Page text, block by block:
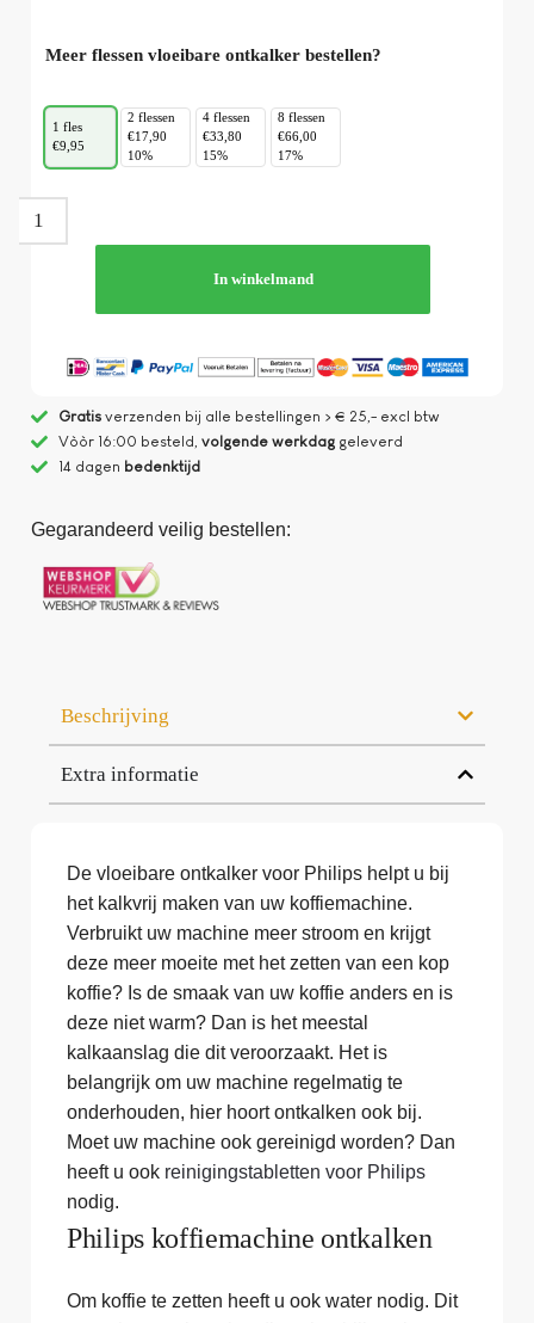
Meer flessen vloeibare ontkalker bestellen?
1 fles
€9,95
2 flessen
€17,90
10%
4 flessen
€33,80
15%
8 flessen
€66,00
17%
In winkelmand
Gratisverzenden bij alle bestellingen > € 25,- excl btw
Vòòr 16:00 besteld, volgende werkdaggeleverd
14 dagen bedenktijd
Gegarandeerd veilig bestellen:
Beschrijving
Extra informatie
De vloeibare ontkalker voor Philips helpt u bij
het kalkvrij maken van uw koffiemachine.
Verbruikt uw machine meer stroom en krijgt
deze meer moeite met het zetten van een kop
koffie? Is de smaak van uw koffie anders en is
deze niet warm? Dan is het meestal
kalkaanslag die dit veroorzaakt. Het is
belangrijk om uw machine regelmatig te
onderhouden, hier hoort ontkalken ook bij.
Moet uw machine ook gereinigd worden? Dan
heeft u ook reinigingstabletten voor Philips
nodig.
Philips koffiemachine ontkalken
Om koffie te zetten heeft u ook water nodig. Dit